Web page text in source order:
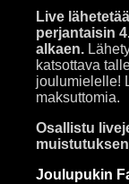
Live
perjantaisin
alkaen.
katsottava
joulumielelle!
maksuttomia.
Osallistu
Joulupukin